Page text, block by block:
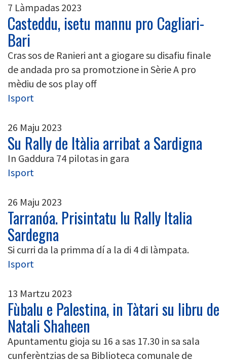
7 Làmpadas 2023
Casteddu, isetu mannu pro Cagliari-
Bari
Cras sos de Ranieri ant a giogare su disafiu finale
de andada pro sa promotzione in Sèrie A pro
mèdiu de sos play off
Isport
26 Maju 2023
Su Rally de Itàlia arribat a Sardigna
In Gaddura 74 pilotas in gara
Isport
26 Maju 2023
Tarranóa. Prisintatu lu Rally Italia
Sardegna
Si curri da la primma dí a la di 4 di làmpata.
Isport
13 Martzu 2023
Fùbalu e Palestina, in Tàtari su libru de
Natali Shaheen
Apuntamentu gioja su 16 a sas 17.30 in sa sala
cunferèntzias de sa Biblioteca comunale de